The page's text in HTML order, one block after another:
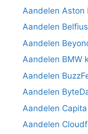
Aandelen Aston
Aandelen
Aandelen
Aandelen BMW
Aandelen
Aandelen
Aandelen
Aandelen